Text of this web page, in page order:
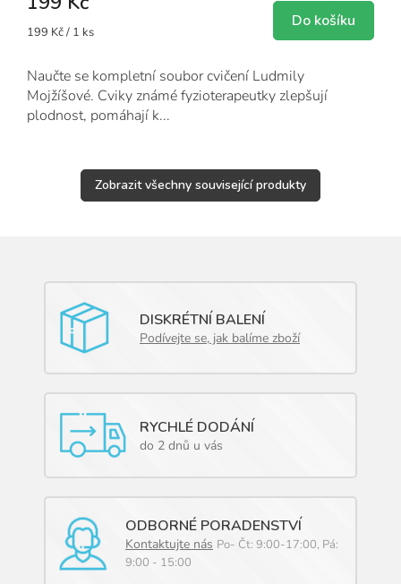
Měrná
199 Kč / 1 ks
Do košíku
Naučte se kompletní soubor cvičení Ludmily
Mojžíšové. Cviky známé fyzioterapeutky zlepšují
plodnost, pomáhají k...
Zobrazit všechny související produkty
DISKRÉTNÍ BALENÍ
Podívejte se, jak balíme zboží
RYCHLÉ DODÁNÍ
do 2 dnů u vás
ODBORNÉ PORADENSTVÍ
Kontaktujte nás Po- Čt: 9:00-17:00, Pá:
9:00 - 15:00